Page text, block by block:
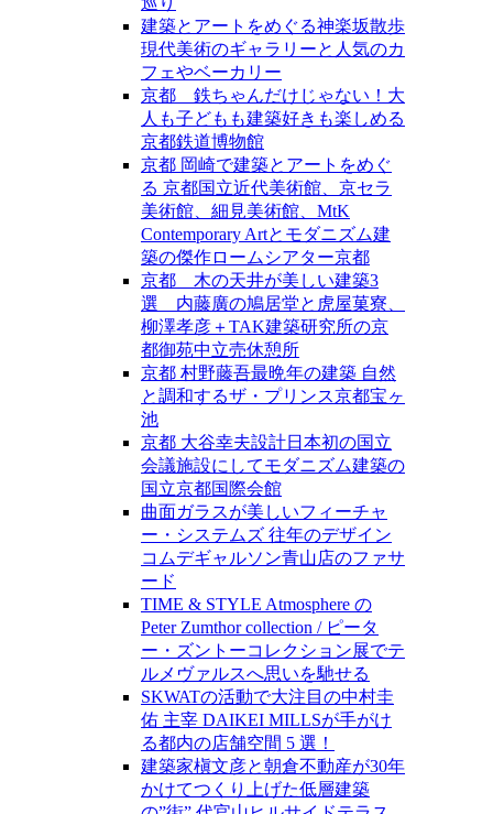
建築とアートをめぐる神楽坂散歩
現代美術のギャラリーと人気のカ
フェやベーカリー
京都 鉄ちゃんだけじゃない！大
人も子どもも建築好きも楽しめる
京都鉄道博物館
京都 岡崎で建築とアートをめぐ
る 京都国立近代美術館、京セラ
美術館、細見美術館、MtK
Contemporary Artとモダニズム建
築の傑作ロームシアター京都
京都 木の天井が美しい建築3
選 内藤廣の鳩居堂と虎屋菓寮、
柳澤孝彦＋TAK建築研究所の京
都御苑中立売休憩所
京都 村野藤吾最晩年の建築 自然
と調和するザ・プリンス京都宝ヶ
池
京都 大谷幸夫設計日本初の国立
会議施設にしてモダニズム建築の
国立京都国際会館
曲面ガラスが美しいフィーチャ
ー・システムズ 往年のデザイン
コムデギャルソン青山店のファサ
ード
TIME & STYLE Atmosphere の
Peter Zumthor collection / ピータ
ー・ズントーコレクション展でテ
ルメヴァルスへ思いを馳せる
SKWATの活動で大注目の中村圭
佑 主宰 DAIKEI MILLSが手がけ
る都内の店舗空間 5 選！
建築家槇文彦と朝倉不動産が30年
かけてつくり上げた低層建築